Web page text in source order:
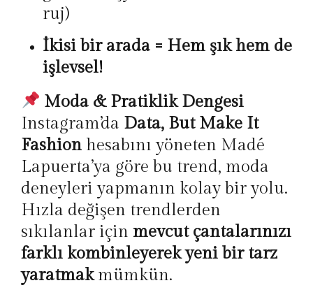
ruj)
İkisi bir arada = Hem şık hem de
işlevsel!
Moda & Pratiklik Dengesi
Instagram’da Data, But Make It
Fashion hesabını yöneten Madé
Lapuerta’ya göre bu trend, moda
deneyleri yapmanın kolay bir yolu.
Hızla değişen trendlerden
sıkılanlar için mevcut çantalarınızı
farklı kombinleyerek yeni bir tarz
yaratmakmümkün.